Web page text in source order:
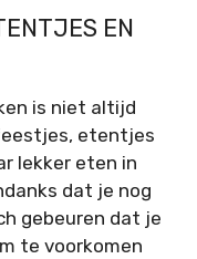
EN
is niet altijd
etentjes
lekker eten in
dat je nog
gebeuren dat je
te voorkomen